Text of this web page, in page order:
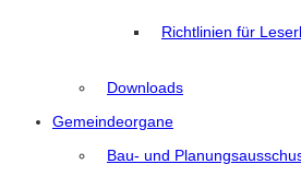
Richtlinien für
Downloads
Gemeindeorgane
Bau- und